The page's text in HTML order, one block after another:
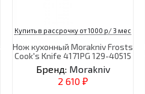
Купить в рассрочку от 1000 р/ 3 мес
Нож кухонный Morakniv Frosts
Cook's Knife 4171PG 129-40515
Бренд: Morakniv
2 610 ₽